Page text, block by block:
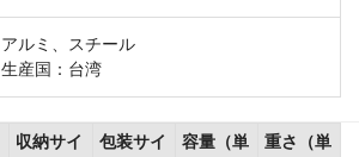
アルミ、スチール
生産国：台湾
収納サイ
包装サイ
容量（単
重さ（単